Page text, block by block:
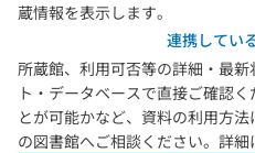
蔵情報を表示します。
連携してい
所蔵館、利用可否等の詳細・最
ト・データベースで直接ご確認
とが可能かなど、資料の利用方
の図書館へご相談ください。詳細